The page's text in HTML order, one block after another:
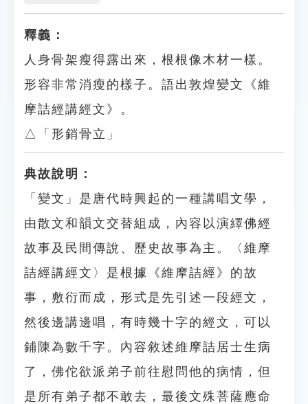
釋義：
人身骨架瘦得露出來，根根像木材一樣。
形容非常消瘦的樣子。語出敦煌變文《維
摩詰經講經文》。
△「形銷骨立」
典故說明：
「變文」是唐代時興起的一種講唱文學，
由散文和韻文交替組成，內容以演繹佛經
故事及民間傳說、歷史故事為主。〈維摩
詰經講經文〉是根據《維摩詰經》的故
事，敷衍而成，形式是先引述一段經文，
然後邊講邊唱，有時幾十字的經文，可以
鋪陳為數千字。內容敘述維摩詰居士生病
了，佛佗欲派弟子前往慰問他的病情，但
是所有弟子都不敢去，最後文殊菩薩應命